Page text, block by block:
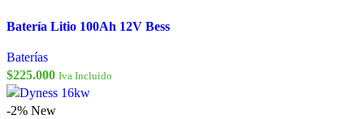
Batería Litio 100Ah 12V Bess
Baterías
$225.000 Iva Incluido
-2% New